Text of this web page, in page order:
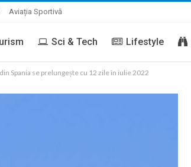
Aviația Sportivă
Sci & Tech Lifestyle
Spania se prelungește cu 12 zile în iulie 2022